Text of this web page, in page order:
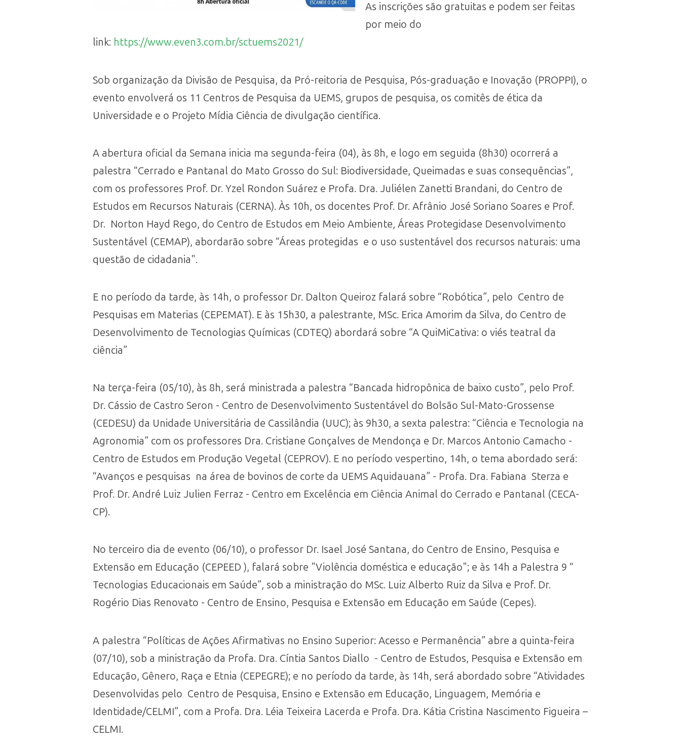
As inscrições são gratuitas e podem ser feitas
por meio do
link: https://www.even3.com.br/sctuems2021/
Sob organização da Divisão de Pesquisa, da Pró-reitoria de Pesquisa, Pós-graduação e Inovação (PROPPI), o
evento envolverá os 11 Centros de Pesquisa da UEMS, grupos de pesquisa, os comitês de ética da
Universidade e o Projeto Mídia Ciência de divulgação científica.
A abertura oficial da Semana inicia ma segunda-feira (04), às 8h, e logo em seguida (8h30) ocorrerá a
palestra “Cerrado e Pantanal do Mato Grosso do Sul: Biodiversidade, Queimadas e suas consequências”,
com os professores Prof. Dr. Yzel Rondon Suárez e Profa. Dra. Juliélen Zanetti Brandani, do Centro de
Estudos em Recursos Naturais (CERNA). Às 10h, os docentes Prof. Dr. Afrânio José Soriano Soares e Prof.
Dr. Norton Hayd Rego, do Centro de Estudos em Meio Ambiente, Áreas Protegidase Desenvolvimento
Sustentável (CEMAP), abordarão sobre “Áreas protegidas e o uso sustentável dos recursos naturais: uma
questão de cidadania".
E no período da tarde, às 14h, o professor Dr. Dalton Queiroz falará sobre “Robótica”, pelo Centro de
Pesquisas em Materias (CEPEMAT). E às 15h30, a palestrante, MSc. Erica Amorim da Silva, do Centro de
Desenvolvimento de Tecnologias Químicas (CDTEQ) abordará sobre “A QuiMiCativa: o viés teatral da
ciência”
Na terça-feira (05/10), às 8h, será ministrada a palestra “Bancada hidropônica de baixo custo”, pelo Prof.
Dr. Cássio de Castro Seron - Centro de Desenvolvimento Sustentável do Bolsão Sul-Mato-Grossense
(CEDESU) da Unidade Universitária de Cassilândia (UUC); às 9h30, a sexta palestra: “Ciência e Tecnologia na
Agronomia” com os professores Dra. Cristiane Gonçalves de Mendonça e Dr. Marcos Antonio Camacho -
Centro de Estudos em Produção Vegetal (CEPROV). E no período vespertino, 14h, o tema abordado será:
“Avanços e pesquisas na área de bovinos de corte da UEMS Aquidauana” - Profa. Dra. Fabiana Sterza e
Prof. Dr. André Luiz Julien Ferraz - Centro em Excelência em Ciência Animal do Cerrado e Pantanal (CECA-
CP).
No terceiro dia de evento (06/10), o professor Dr. Isael José Santana, do Centro de Ensino, Pesquisa e
Extensão em Educação (CEPEED ), falará sobre "Violência doméstica e educação"; e às 14h a Palestra 9 “
Tecnologias Educacionais em Saúde”, sob a ministração do MSc. Luiz Alberto Ruiz da Silva e Prof. Dr.
Rogério Dias Renovato - Centro de Ensino, Pesquisa e Extensão em Educação em Saúde (Cepes).
A palestra “Políticas de Ações Afirmativas no Ensino Superior: Acesso e Permanência” abre a quinta-feira
(07/10), sob a ministração da Profa. Dra. Cíntia Santos Diallo - Centro de Estudos, Pesquisa e Extensão em
Educação, Gênero, Raça e Etnia (CEPEGRE); e no período da tarde, às 14h, será abordado sobre “Atividades
Desenvolvidas pelo Centro de Pesquisa, Ensino e Extensão em Educação, Linguagem, Memória e
Identidade/CELMI”, com a Profa. Dra. Léia Teixeira Lacerda e Profa. Dra. Kátia Cristina Nascimento Figueira –
CELMI.